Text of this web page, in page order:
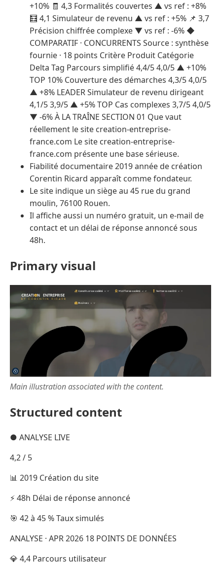
+10% 🧾 4,3 Formalités couvertes ▲ vs ref : +8%
🧮 4,1 Simulateur de revenu ▲ vs ref : +5% 📌 3,7
Précision chiffrée complexe ▼ vs ref : -6% ◆
COMPARATIF · CONCURRENTS Source : synthèse
fournie · 18 points Critère Produit Catégorie
Delta Tag Parcours simplifié 4,4/5 4,0/5 ▲ +10%
TOP 10% Couverture des démarches 4,3/5 4,0/5
▲ +8% LEADER Simulateur de revenu dirigeant
4,1/5 3,9/5 ▲ +5% TOP Cas complexes 3,7/5 4,0/5
▼ -6% À LA TRAÎNE SECTION 01 Que vaut
réellement le site creation-entreprise-
france.com Le site creation-entreprise-
france.com présente une base sérieuse.
Fiabilité documentaire 2019 année de création
Corentin Ricard apparaît comme fondateur.
Le site indique un siège au 45 rue du grand
moulin, 76100 Rouen.
Il affiche aussi un numéro gratuit, un e-mail de
contact et un délai de réponse annoncé sous
48h.
Primary visual
Main illustration associated with the content.
Structured content
● ANALYSE LIVE
4,2 / 5
📊 2019 Création du site
⚡ 48h Délai de réponse annoncé
🎯 42 à 45 % Taux simulés
ANALYSE · APR 2026 18 POINTS DE DONNÉES
💎 4,4 Parcours utilisateur